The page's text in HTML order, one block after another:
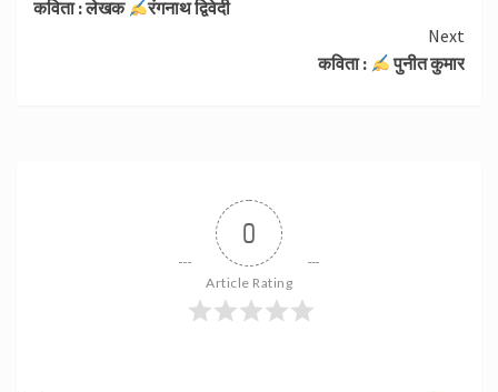
Reading
कविता : लेखक
रंगनाथ द्विवेदी
Next
कविता :
पुनीत कुमार
0
Article Rating